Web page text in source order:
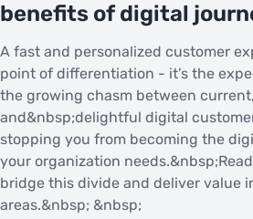
benefits of digital
A fast and personalized customer
point of differentiation - it’s the
the growing chasm between
and&nbsp;delightful digital
stopping you from becoming the
your organization
bridge this divide and deliver value
areas.&nbsp; &nbsp;